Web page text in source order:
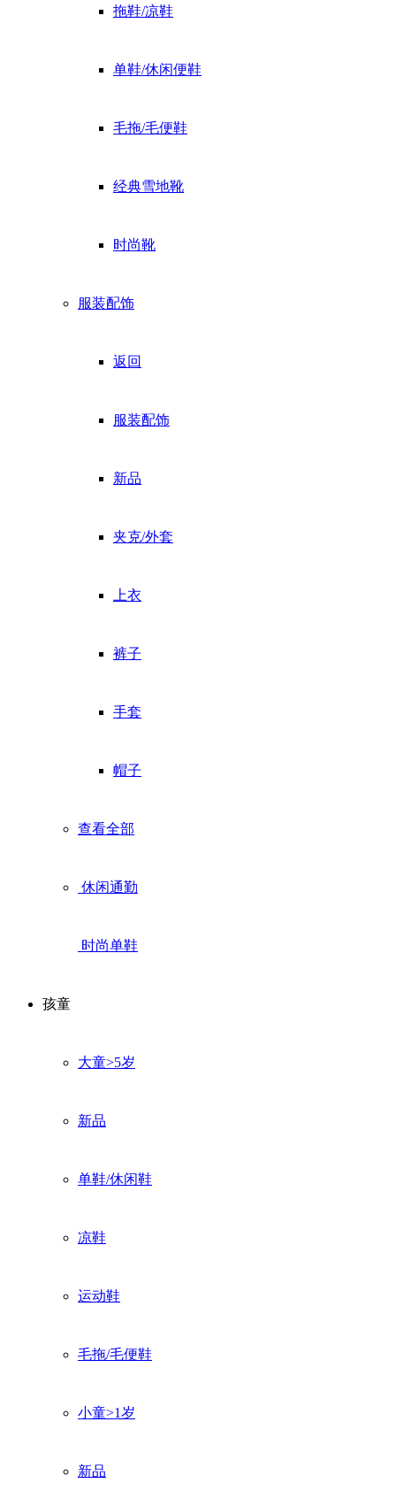
拖鞋/凉鞋
单鞋/休闲便鞋
毛拖/毛便鞋
经典雪地靴
时尚靴
服装配饰
返回
服装配饰
新品
夹克/外套
上衣
裤子
手套
帽子
查看全部
休闲通勤
时尚单鞋
孩童
大童>5岁
新品
单鞋/休闲鞋
凉鞋
运动鞋
毛拖/毛便鞋
小童>1岁
新品